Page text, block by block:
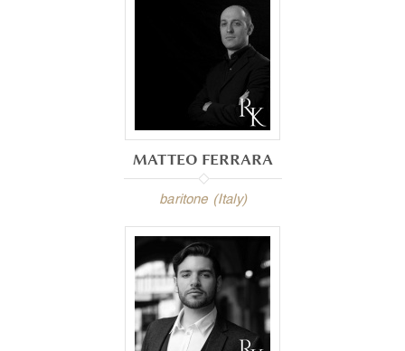
MATTEO FERRARA
baritone (Italy)